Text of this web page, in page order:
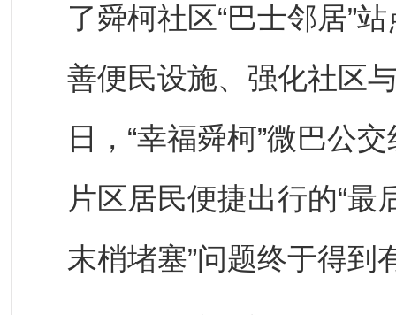
了舜柯社区“巴士邻居”
善便民设施、强化社区
日，“幸福舜柯”微巴公
片区居民便捷出行的“最
末梢堵塞”问题终于得到